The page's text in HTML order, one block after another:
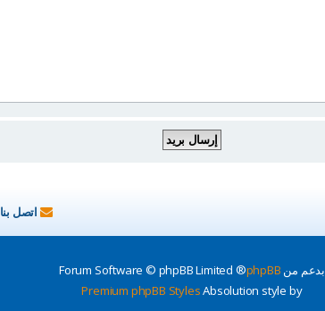
اتصل بنا
بدعم من phpBB
® Forum Software © phpBB Limited
Absolution style by
Premium phpBB Styles